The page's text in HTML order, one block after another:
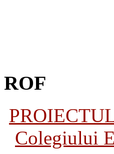
ROF
Colegiului